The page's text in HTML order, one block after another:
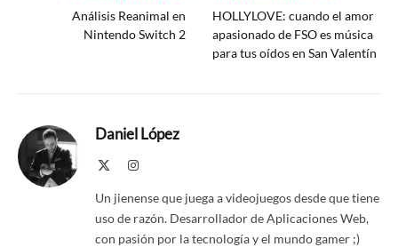
Análisis Reanimal en
Nintendo Switch 2
HOLLYLOVE: cuando el amor
apasionado de FSO es música
para tus oídos en San Valentín
Daniel López
Instagram
Un jienense que juega a videojuegos desde que tiene
uso de razón. Desarrollador de Aplicaciones Web,
con pasión por la tecnología y el mundo gamer ;)